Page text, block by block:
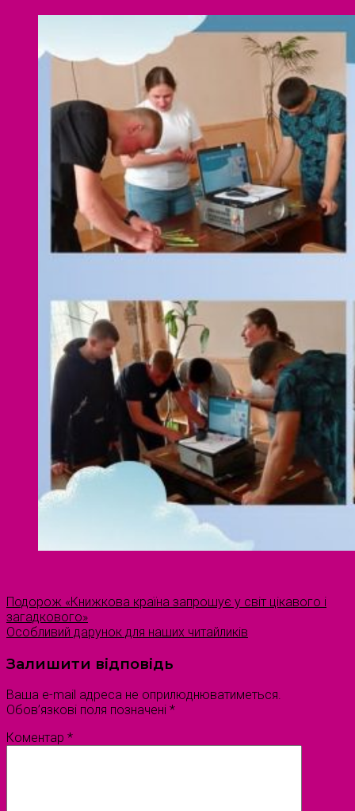
Подорож «Книжкова країна запрошує у світ цікавого і
загадкового»
Особливий дарунок для наших читайликів
Залишити відповідь
Ваша e-mail адреса не оприлюднюватиметься.
Обов’язкові поля позначені *
Коментар *